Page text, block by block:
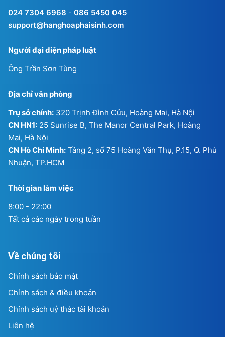
024 7304 6968 - 086 5450 045
support@hanghoaphaisinh.com
Người đại diện pháp luật
Ông Trần Sơn Tùng
Địa chỉ văn phòng
Trụ sở chính: 320 Trịnh Đình Cửu, Hoàng Mai, Hà Nội
CN HN1: 25 Sunrise B, The Manor Central Park, Hoàng
Mai, Hà Nội
CN Hồ Chí Minh: Tầng 2, số 75 Hoàng Văn Thụ, P.15, Q. Phú
Nhuận, TP.HCM
Thời gian làm việc
8:00 - 22:00
Tất cả các ngày trong tuần
Về chúng tôi
Chính sách bảo mật
Chính sách & điều khoản
Chính sách uỷ thác tài khoản
Liên hệ